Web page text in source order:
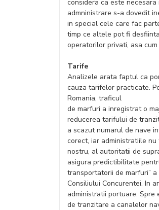
considera ca este
admninistrare s-a dovedit
in special cele care fac
timp ce altele pot fi
operatorilor privati, asa
Tarife
Analizele arata faptul ca
cauza tarifelor practicate.
Romania, traficul
de marfuri a inregistrat o
reducerea tarifului de
a scazut numarul de nave
corect, iar administratiile
nostru, al autoritatii de
asigura predictibilitate
transportatorii de marfuri”
Consiliului Concurentei. In
administratii portuare.
de tranzitare a canalelor